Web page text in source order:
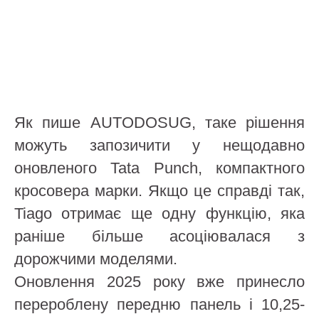
Як пише AUTODOSUG, таке рішення
можуть запозичити у нещодавно
оновленого Tata Punch, компактного
кросовера марки. Якщо це справді так,
Tiago отримає ще одну функцію, яка
раніше більше асоціювалася з
дорожчими моделями.
Оновлення 2025 року вже принесло
перероблену передню панель і 10,25-